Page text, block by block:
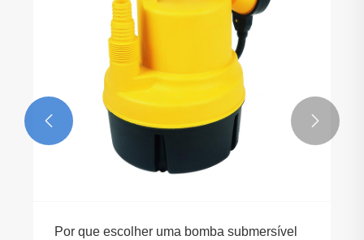
Por que escolher uma bomba submersível
 